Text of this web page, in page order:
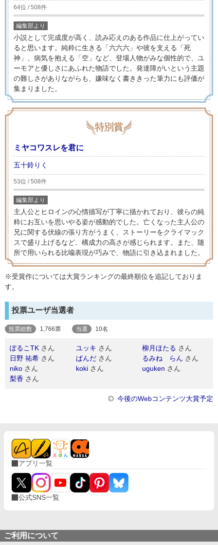
64位 / 508件
編集部より
小説として完成度が高く、読み応えのある作品に仕上がってい
ると思います。純粋に生きる「六六六」や彼を支える「死
神」、病気を抱える「空」など、登場人物がみな個性的で、ユ
ーモアと優しさにあふれた物語でした。発達障がいという主題
の難しさがありながらも、嫌味なく書ききった筆力にも評価が
集まりました。
ミヤコワスレを君に
五十鈴りく
53位 / 508件
編集部より
主人公とヒロインの心情描写が丁寧に描かれており、彼らの純
粋にお互いを思いやる姿が感動的でした。亡くなった主人公の
兄に関する伏線の張り方がうまく、ストーリーをクライマック
スで盛り上げるなど、構成力の高さが感じられます。また、随
所で用いられる比喩表現が巧みで、物語に引き込まれました。
※受賞作については大賞ランキングの最終順位を追記しておりま
す。
投票ユーザ当選者
投票総数 1,766票 当選 10名
ぽるこTK さん ユッキ さん 柳月ほたる さん
日野 祐希 さん ぱんだ さん るみね らん さん
niko さん koki さん uguken さん
梨香 さん
今後のWebコンテンツ大賞予定
アプリ一覧
公式SNS一覧
ご利用について